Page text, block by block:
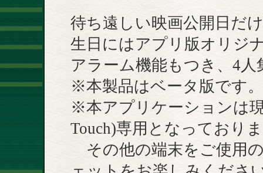
待ち遠しい映画公開日だ
生日にはアプリ版オリジ
アラーム機能もつき、4
※本製品はベータ版です。
※本アプリケーションは
Touch)専用となっており
その他の端末をご使用